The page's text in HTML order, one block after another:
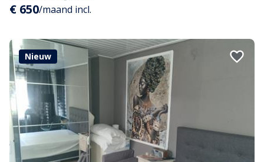
€ 650/maand incl.
Nieuw